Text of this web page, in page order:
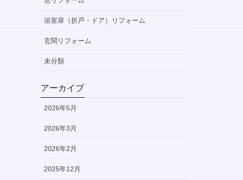
浴室扉（折戸・ドア）リフォーム
玄関リフォーム
未分類
アーカイブ
2026年5月
2026年3月
2026年2月
2025年12月